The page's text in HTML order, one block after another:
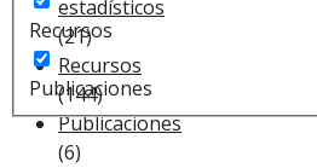
Recursos
Publicaciones
estadísticos
(21)
Recursos
(144)
Publicaciones
(6)